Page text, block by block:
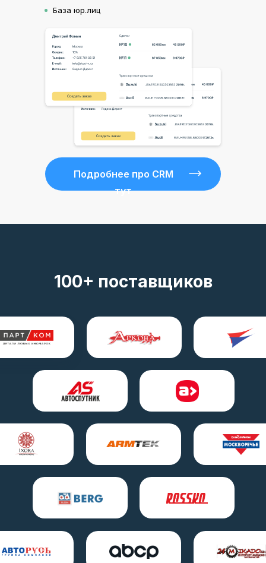
Подробнее про CRM
тут
База юр.лиц
100+ поставщиков